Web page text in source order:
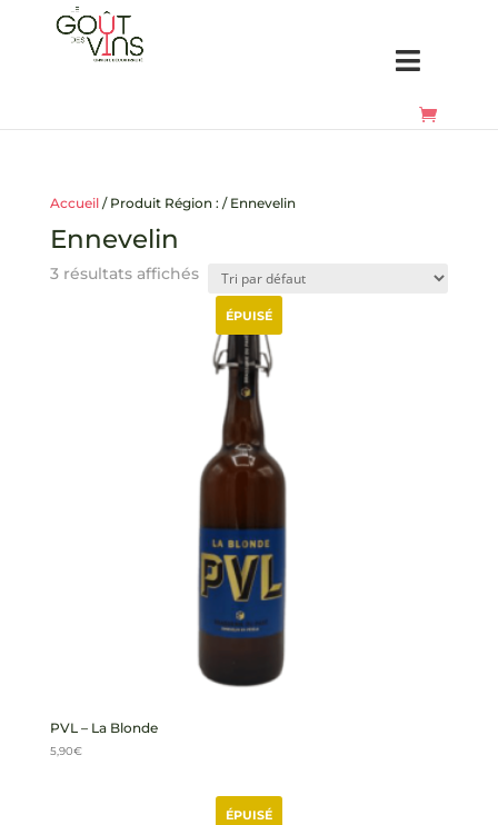
Accueil/ Produit Région : / Ennevelin
Ennevelin
3 résultats affichés
ÉPUISÉ
PVL – La Blonde
5,90€
ÉPUISÉ